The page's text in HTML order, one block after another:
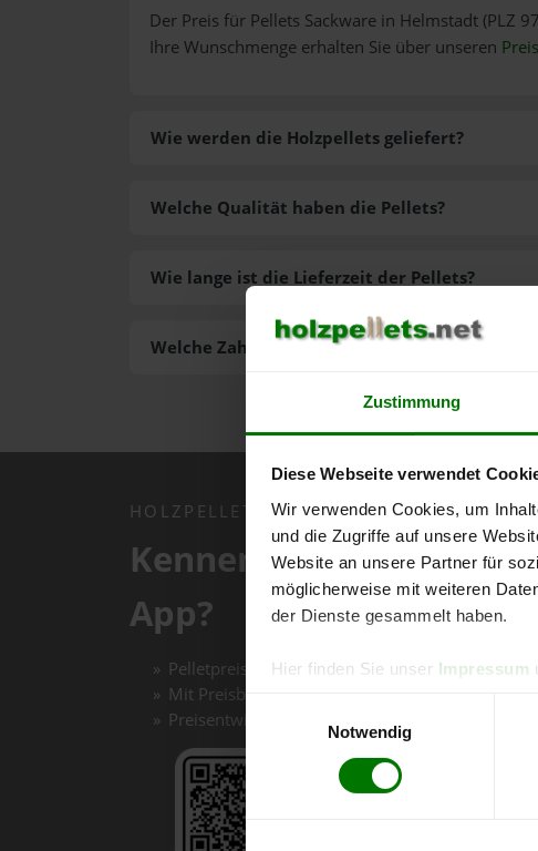
Zustimmung
Diese Webseite verwendet
Wir verwenden Cookies, um
und die Zugriffe auf unsere
Website an unsere Partner für
möglicherweise mit weiteren
der Dienste gesammelt haben.
Hier finden Sie unser Impressum
Notwendig
Der Preis für Pellets Sackware in Helmstadt (PLZ
Ihre Wunschmenge erhalten Sie über unseren
Wie werden die Holzpellets geliefert?
Welche Zahlungsarten gibt es?
Welche Qualität haben die Pellets?
Wie lange ist die Lieferzeit der Pellets?
HOLZPELLETS.NET APP
Kennen Sie schon
App?
Pelletpreise mit einem Klick vergleichen und
Mit Preisbenachrichtigungen immer auf dem
Preisentwicklungen im Chart einfach